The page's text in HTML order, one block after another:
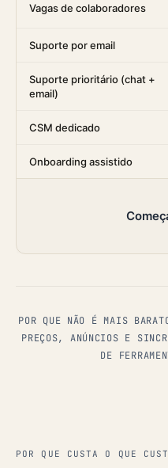
Vagas de colaboradores
Suporte por email
Suporte prioritário (chat +
email)
CSM dedicado
Onboarding assistido
POR QUE NÃO É MAIS
PREÇOS, ANÚNCIOS E
DE
POR QUE CUSTA O QUE